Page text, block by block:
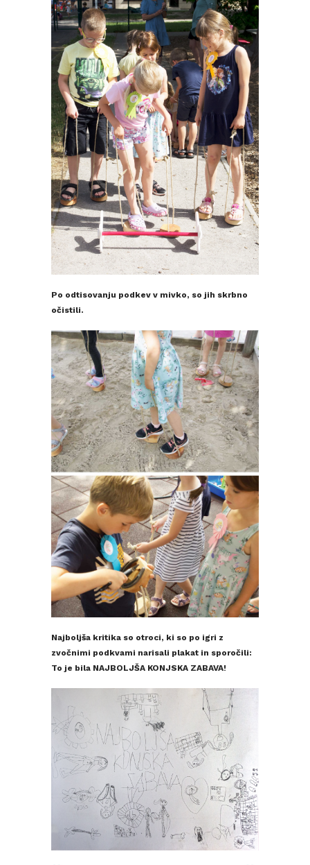
Po odtisovanju podkev v mivko, so jih skrbno
očistili.
Najboljša kritika so otroci, ki so po igri z
zvočnimi podkvami narisali plakat in sporočili:
To je bila NAJBOLJŠA KONJSKA ZABAVA!